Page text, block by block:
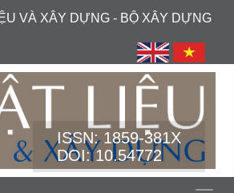
VÀ XÂY DỰNG - BỘ XÂY DỰNG
ISSN:1859-381X
DOI: 10.54772